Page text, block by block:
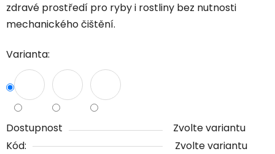
zdravé prostředí pro ryby i rostliny bez nutnosti
mechanického čištění.
Varianta:
Dostupnost
Zvolte variantu
Kód:
Zvolte variantu